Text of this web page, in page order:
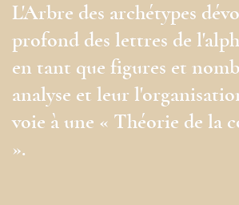
L'Arbre des archétypes
profond des lettres de
en tant que figures et
analyse et leur
voie à une « Théorie de la
».